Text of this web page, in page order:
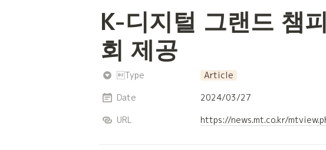
K-디지털 그랜드 챔
회 제공
Type
Article
Date
2024/03/27
URL
https://news.mt.co.kr/